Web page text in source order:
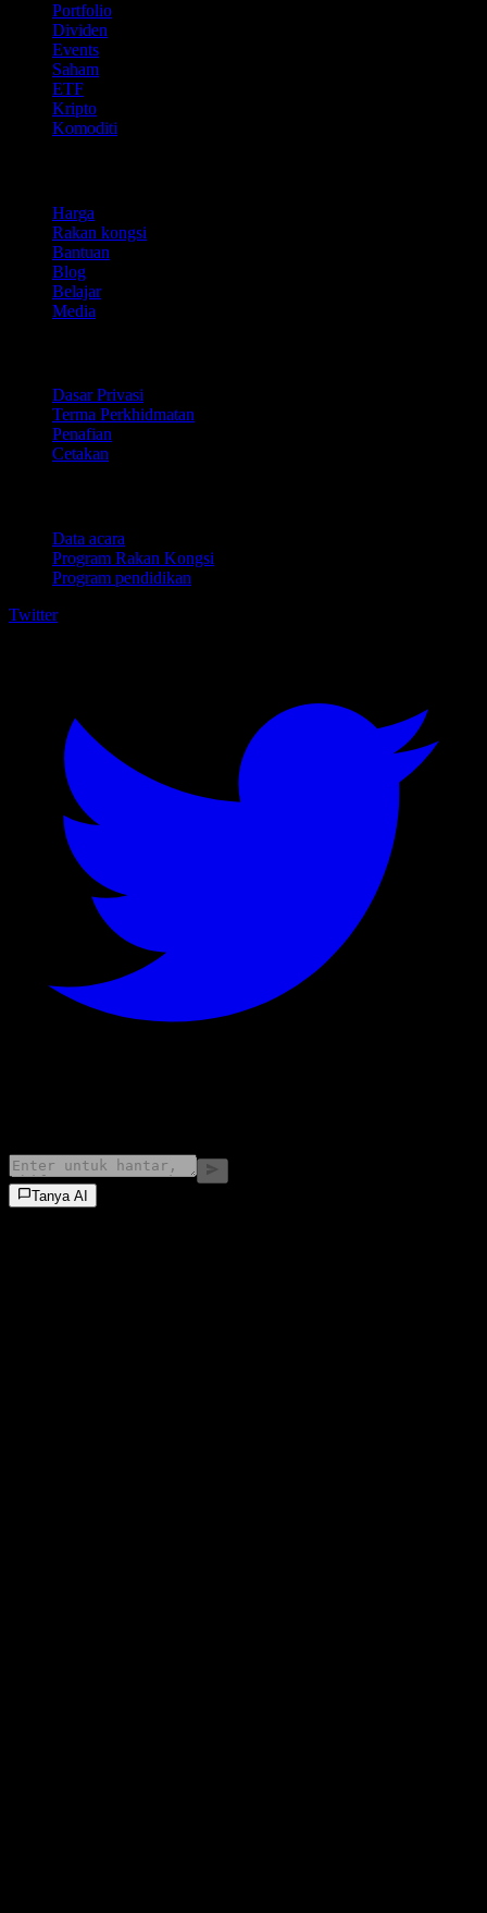
Portfolio
Dividen
Events
Saham
ETF
Kripto
Komoditi
Harga
Rakan kongsi
Bantuan
Blog
Belajar
Media
Dasar Privasi
Terma Perkhidmatan
Penafian
Cetakan
Data acara
Program Rakan Kongsi
Program pendidikan
Twitter
Tanya AI